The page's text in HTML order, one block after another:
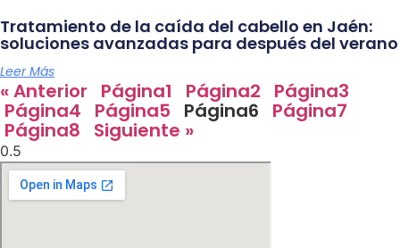
Tratamiento de la caída del cabello en Jaén:
soluciones avanzadas para después del verano
Leer Más
« Anterior Página1 Página2 Página3
Página4 Página5 Página6 Página7
Página8 Siguiente »